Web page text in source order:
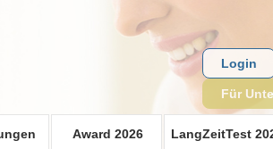
Award 2026 LangZeitTest
Login
Für